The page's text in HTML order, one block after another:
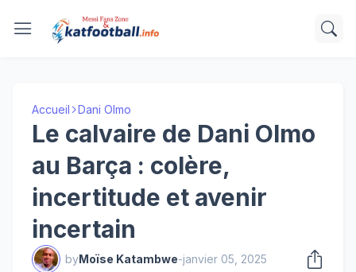
Accueil Dani Olmo
Le calvaire de Dani Olmo
au Barça : colère,
incertitude et avenir
incertain
byMoïse Katambwe-janvier 05, 2025